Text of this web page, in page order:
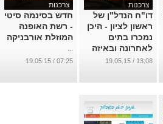
צרכנות
דו"ח הנדל"ן של
ראשון לציון - היכן
נמכרו בתים
לאחרונה ובאיזה
מחיר
13:08 / 19.05.15
צרכנות
חדש בסינמה סיטי
- רשת האופנה
המוזלת אורבניקה
...
07:25 / 19.05.15